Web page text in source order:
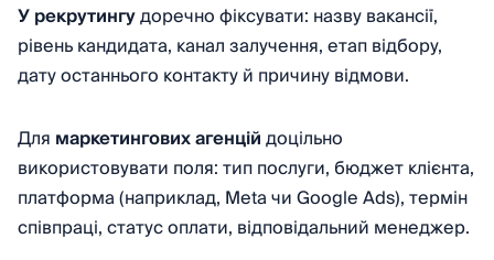
У рекрутингудоречно фіксувати: назву вакансії,
рівень кандидата, канал залучення, етап відбору,
дату останнього контакту й причину відмови.
Для маркетингових агенційдоцільно
використовувати поля: тип послуги, бюджет клієнта,
платформа (наприклад, Meta чи Google Ads), термін
співпраці, статус оплати, відповідальний менеджер.